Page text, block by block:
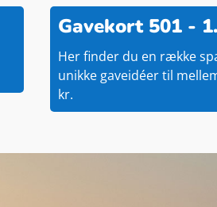
Gavekort 501 -
Her finder du en række
unikke gaveidéer til
kr.